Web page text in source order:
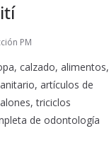
PM
calzado, alimentos,
artículos de
triciclos
de odontología